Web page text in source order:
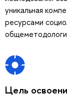
уникальная
ресурсами
Цель